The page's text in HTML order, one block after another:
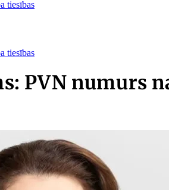
tiesības
tiesības
PVN numurs